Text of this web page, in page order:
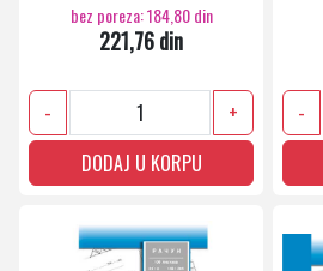
bez poreza: 184,80 din
221,76 din
-
+
DODAJ U KORPU
-